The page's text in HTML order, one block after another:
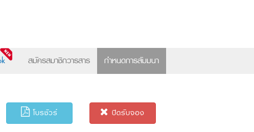
สมัครสมาชิกวารสาร กำหนดการสัมมนา
โบรชัวร์ ปิดรับจอง